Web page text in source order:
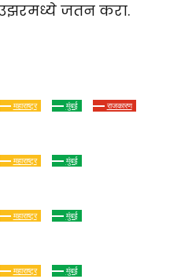
जतन करा.
महाराष्ट्र मुंबई राजकारण
महाराष्ट्र मुंबई
महाराष्ट्र मुंबई
महाराष्ट्र मुंबई